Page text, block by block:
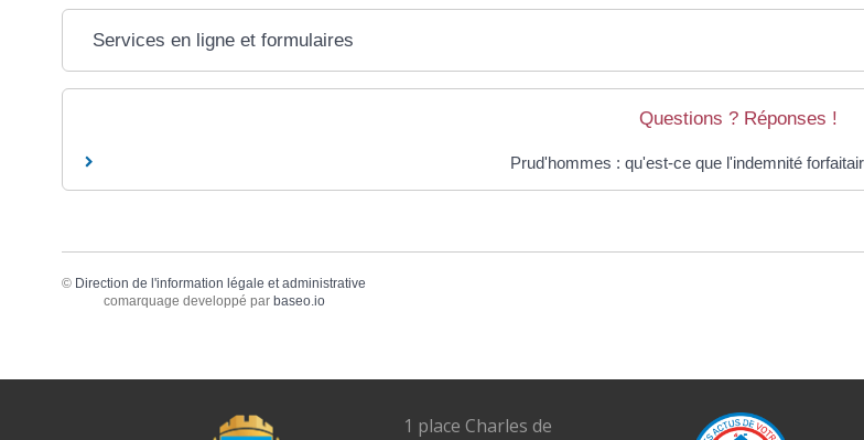
Services en ligne et formulaires
Questions ? Réponses !
Prud'hommes : qu'est-ce que l'indemnité
© Direction de l'information légale et administrative
comarquage developpé par baseo.io
1 place Charles de